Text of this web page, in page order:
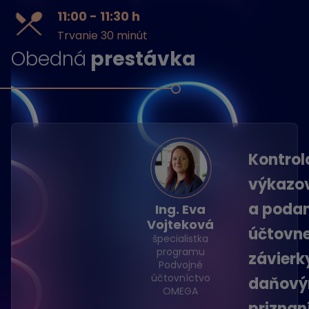
11:00 - 11:30 h
Trvanie 30 minút
Obedná prestávka
Ing. Eva
Vojteková
špecialistka
programu
Podvojné
účtovníctvo
OMEGA
a